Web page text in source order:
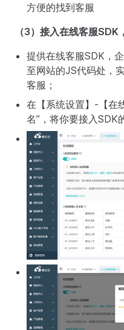
方便的找到客服
（3）接入在线客服SDK
提供在线客服SDK，
至网站的JS代码处，
客服；
在【系统设置】-【在
名”，将你要接入SDK